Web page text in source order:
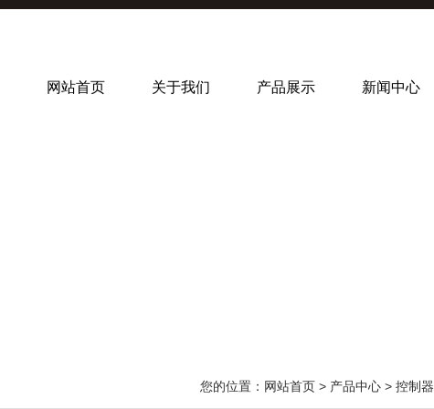
网站首页 关于我们 产品展示 新闻中心
您的位置： 网站首页 > 产品中心 > 控制器